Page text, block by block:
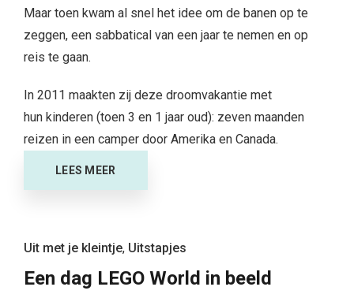
Maar toen kwam al snel het idee om de banen op te
zeggen, een sabbatical van een jaar te nemen en op
reis te gaan.
In 2011 maakten zij deze droomvakantie met
hun kinderen (toen 3 en 1 jaar oud): zeven maanden
reizen in een camper door Amerika en Canada.
LEES MEER
Uit met je kleintje, Uitstapjes
Een dag LEGO World in beeld